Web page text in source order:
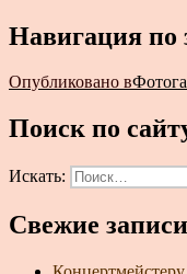
Навигация по
Опубликовано в
Поиск по
Искать:
Свежие записи